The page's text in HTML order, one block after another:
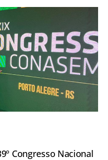
Congresso Nacional